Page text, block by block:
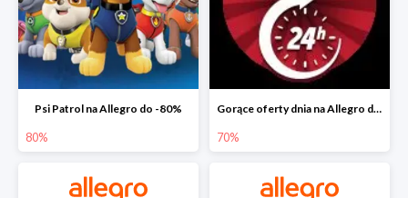
Psi Patrol na Allegro do -80%
80%
Gorące oferty dnia na Allegro do -50%
70%